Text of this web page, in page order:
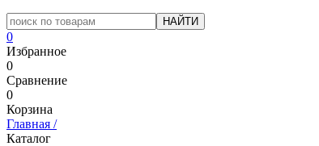
0
Избранное
0
Сравнение
0
Корзина
Главная /
Каталог